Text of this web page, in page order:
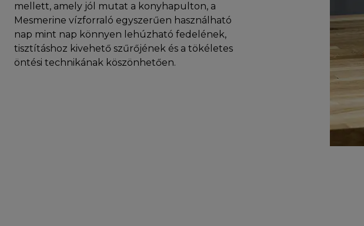
mellett, amely jól mutat a konyhapulton, a
Mesmerine vízforraló egyszerűen használható
nap mint nap könnyen lehúzható fedelének,
tisztításhoz kivehető szűrőjének és a tökéletes
öntési technikának köszönhetően.